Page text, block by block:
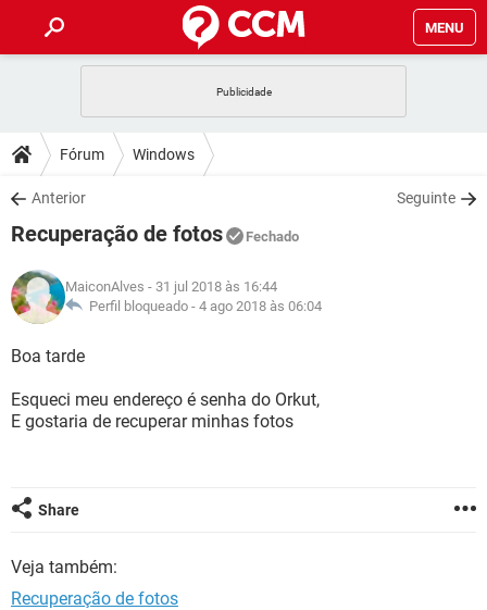
MENU
CELULAR
OUTLOOK
INSTAGRAM GMAIL
GUIA DE COMPRAS
DICAS
JOGOS
INSTAGRAM GMAIL
GUIA DE COMPRAS
DOWNLOADS
JOGOS WHATSAPP
CELULAR
OUTLOOK EXCEL
INSTAGRAM
FÓRUM
JOGOS WHATSAPP
CELULAR
OUTLOOK
INSTAGRAM GMAIL
GLOSSÁRIO
OUTLOOK EXCEL
GUIA DE COMPRAS
Fórum Windows
Anterior Seguinte
Recuperação de fotos Fechado
MaiconAlves - 31 jul 2018 às 16:44
Perfil bloqueado - 4 ago 2018 às 06:04
Boa tarde
Esqueci meu endereço é senha do Orkut,
E gostaria de recuperar minhas fotos
Share
Veja também:
Recuperação de fotos